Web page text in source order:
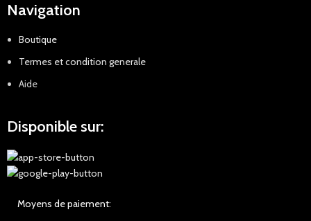
Navigation
Boutique
Termes et condition generale
Aide
Disponible sur:
Moyens de paiement: